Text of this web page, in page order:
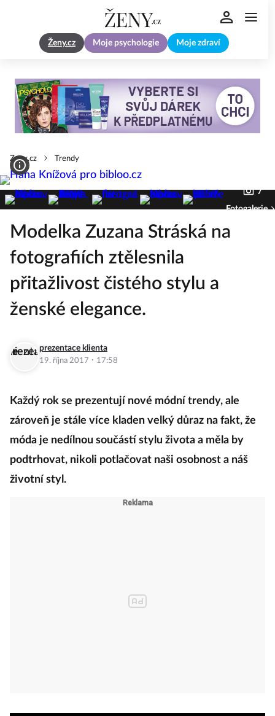
Ženy.cz Moje psychologie Moje zdraví
Zeny.cz Trendy
7
Fotogalerie
Modelka Zuzana Stráská na
fotografiích ztělesnila
přitažlivost čistého stylu a
ženské elegance.
prezentace klienta
19. října 2017 · 17:58
Každý rok se prezentují nové módní trendy, ale
zároveň je stále více kladen velký důraz na fakt, že
móda je nedílnou součástí stylu života a měla by
podtrhovat, nikoli potlačovat naši osobnost a náš
životní styl.